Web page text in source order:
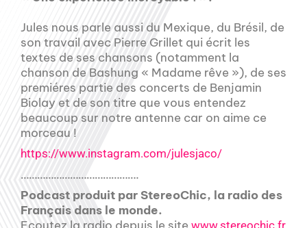
Jules nous parle aussi du Mexique, du Brésil, de
son travail avec Pierre Grillet qui écrit les
textes de ses chansons (notamment la
chanson de Bashung « Madame rêve »), de ses
premiéres partie des concerts de Benjamin
Biolay et de son titre que vous entendez
beaucoup sur notre antenne car on aime ce
morceau !
https://www.instagram.com/julesjaco/
…………………………………….
Podcast produit par StereoChic, la radio des
Français dans le monde.